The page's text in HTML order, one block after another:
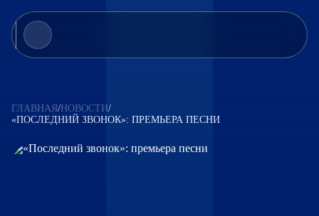
Новости
Партнеры
Контакты
Аккредитация
ГЛАВНАЯ/НОВОСТИ /
«ПОСЛЕДНИЙ ЗВОНОК»: ПРЕМЬЕРА ПЕСНИ